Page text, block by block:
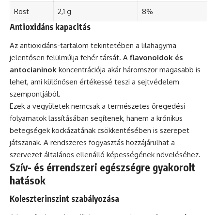
Rost 2,1 g 8%
Antioxidáns kapacitás
Az antioxidáns-tartalom tekintetében a lilahagyma
jelentősen felülmúlja fehér társát. A flavonoidok és
antocianinok koncentrációja akár háromszor magasabb is
lehet, ami különösen értékessé teszi a sejtvédelem
szempontjából.
Ezek a vegyületek nemcsak a természetes öregedési
folyamatok lassításában segítenek, hanem a krónikus
betegségek kockázatának csökkentésében is szerepet
játszanak. A rendszeres fogyasztás hozzájárulhat a
szervezet általános ellenálló képességének növeléséhez.
Szív- és érrendszeri egészségre gyakorolt
hatások
Koleszterinszint szabályozása